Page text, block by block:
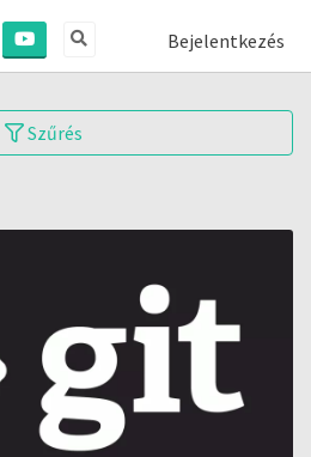
Bejelentkezés
Szűrés